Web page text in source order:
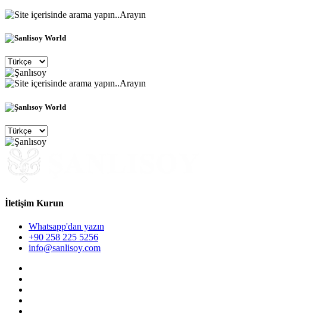
Arayın
Arayın
İletişim Kurun
Whatsapp'dan yazın
+90 258 225 5256
info@sanlisoy.com